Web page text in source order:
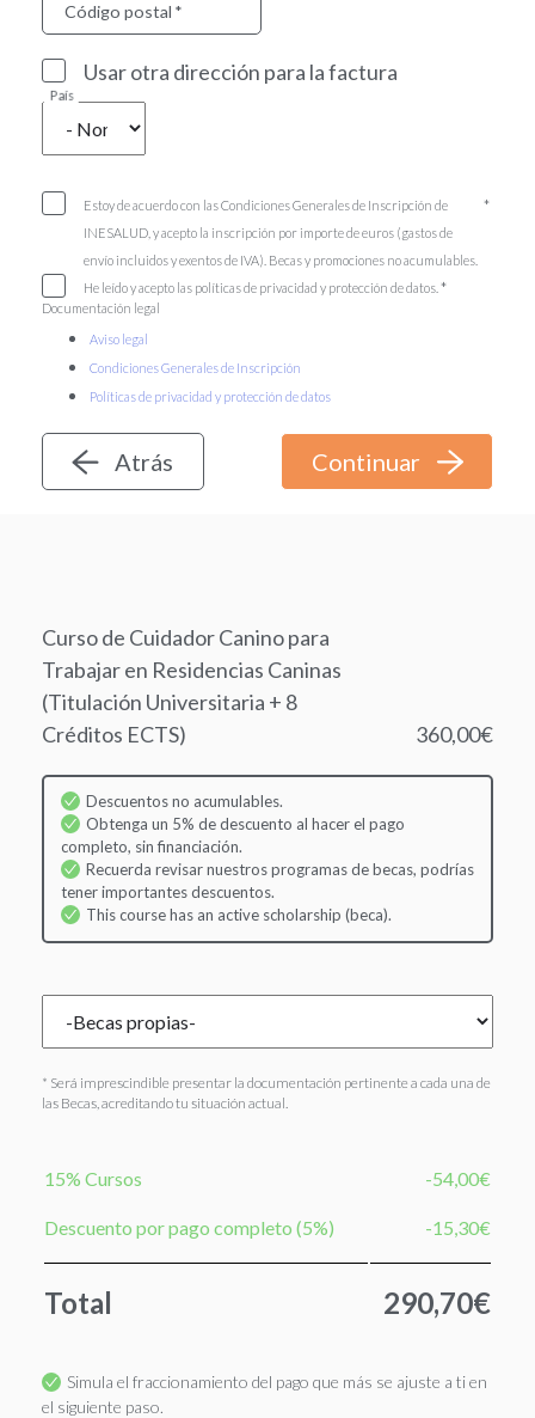
Código postal
Usar otra dirección para la factura
País
Estoy de acuerdo con las Condiciones Generales de Inscripción de
INESALUD, y acepto la inscripción por importe de euros (gastos de
envío incluidos y exentos de IVA). Becas y promociones no acumulables.
He leído y acepto las políticas de privacidad y protección de datos.
Documentación legal
Aviso legal
Condiciones Generales de Inscripción
Políticas de privacidad y protección de datos
Atrás
Curso de Cuidador Canino para
Trabajar en Residencias Caninas
(Titulación Universitaria + 8
Créditos ECTS)
360,00€
Descuentos no acumulables.
Obtenga un 5% de descuento al hacer el pago
completo, sin financiación.
Recuerda revisar nuestros programas de becas, podrías
tener importantes descuentos.
This course has an active scholarship (beca).
* Será imprescindible presentar la documentación pertinente a cada una de
las Becas, acreditando tu situación actual.
15% Cursos -54,00€
Descuento por pago completo (5%) -15,30€
Total 290,70€
Simula el fraccionamiento del pago que más se ajuste a ti en
el siguiente paso.